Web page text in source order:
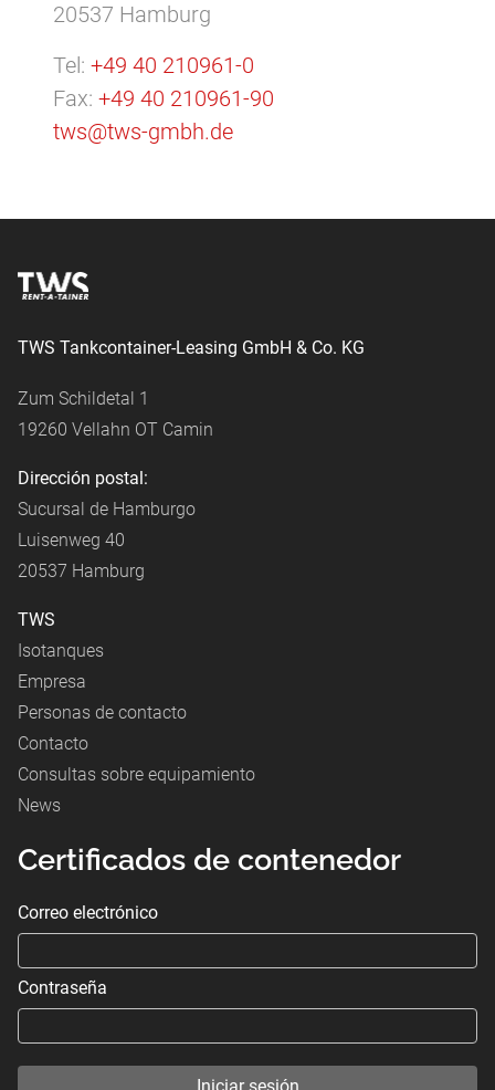
20537 Hamburg
Tel: +49 40 210961-0
Fax: +49 40 210961-90
tws@tws-gmbh.de
TWS Tankcontainer-Leasing GmbH & Co. KG
Zum Schildetal 1
19260 Vellahn OT Camin
Dirección postal:
Sucursal de Hamburgo
Luisenweg 40
20537 Hamburg
TWS
Isotanques
Empresa
Personas de contacto
Contacto
Consultas sobre equipamiento
News
Certificados de contenedor
Correo electrónico
Contraseña